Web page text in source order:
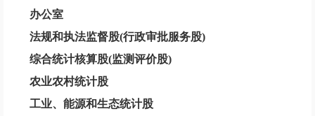
办公室
法规和执法监督股(行政审批服务股)
综合统计核算股(监测评价股)
农业农村统计股
工业、能源和生态统计股